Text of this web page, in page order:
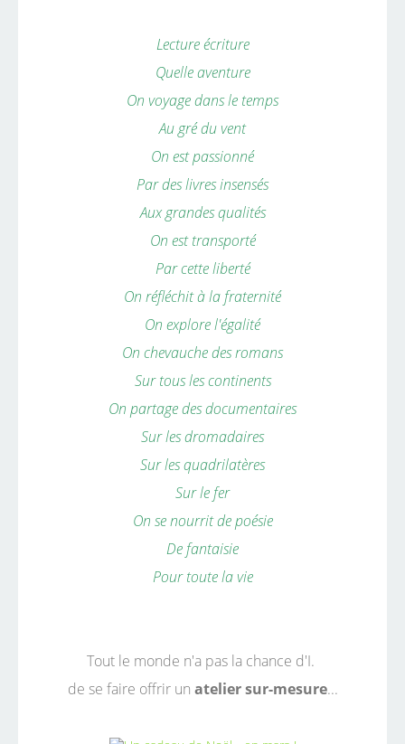
Lecture écriture
Quelle aventure
On voyage dans le temps
Au gré du vent
On est passionné
Par des livres insensés
Aux grandes qualités
On est transporté
Par cette liberté
On réfléchit à la fraternité
On explore l'égalité
On chevauche des romans
Sur tous les continents
On partage des documentaires
Sur les dromadaires
Sur les quadrilatères
Sur le fer
On se nourrit de poésie
De fantaisie
Pour toute la vie
Tout le monde n'a pas la chance d'I.
de se faire offrir un atelier sur-mesure...